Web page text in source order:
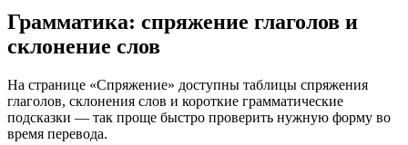
Грамматика: спряжение глаголов и
склонение слов
На странице «Спряжение» доступны таблицы спряжения
глаголов, склонения слов и короткие грамматические
подсказки — так проще быстро проверить нужную форму во
время перевода.